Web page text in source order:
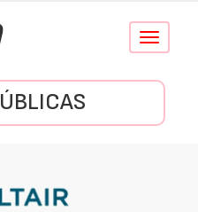
Conmutar